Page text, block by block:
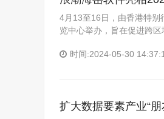
4月13至16日，由香港特别
览中心举办，旨在促进跨
时间:2024-05-30
扩大数据要素产业“